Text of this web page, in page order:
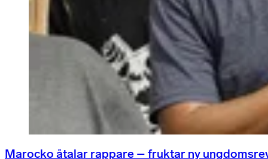
Marocko åtalar rappare – fruktar ny